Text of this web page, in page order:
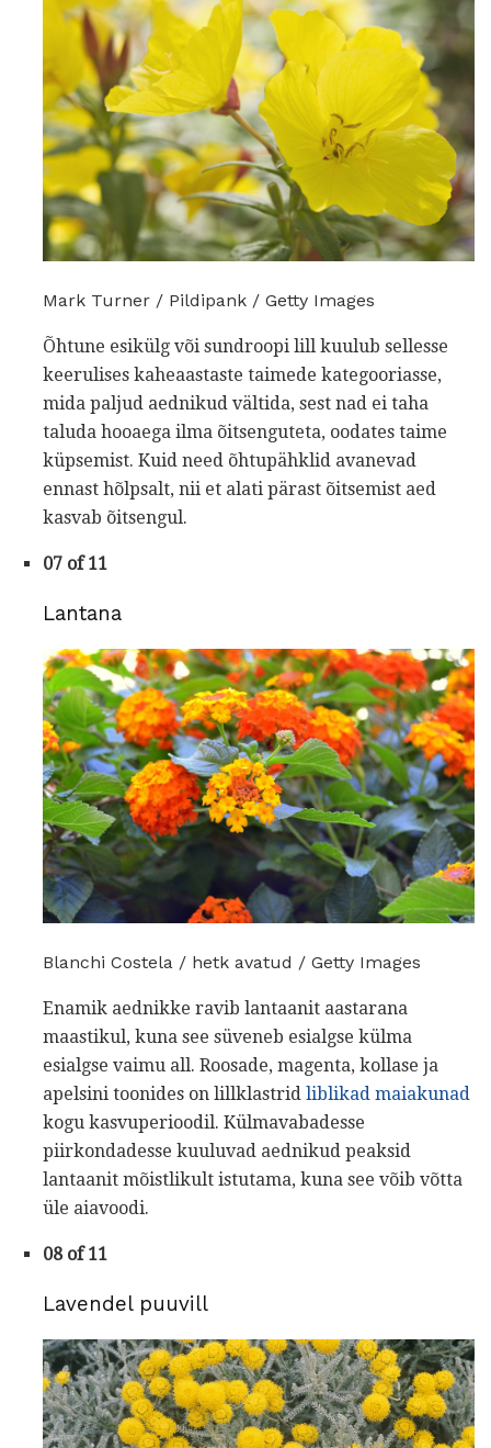
Mark Turner / Pildipank / Getty Images
Õhtune esikülg või sundroopi lill kuulub sellesse
keerulises kaheaastaste taimede kategooriasse,
mida paljud aednikud vältida, sest nad ei taha
taluda hooaega ilma õitsenguteta, oodates taime
küpsemist. Kuid need õhtupähklid avanevad
ennast hõlpsalt, nii et alati pärast õitsemist aed
kasvab õitsengul.
07 of 11
Lantana
Blanchi Costela / hetk avatud / Getty Images
Enamik aednikke ravib lantaanit aastarana
maastikul, kuna see süveneb esialgse külma
esialgse vaimu all. Roosade, magenta, kollase ja
apelsini toonides on lillklastrid liblikad maiakunad
kogu kasvuperioodil. Külmavabadesse
piirkondadesse kuuluvad aednikud peaksid
lantaanit mõistlikult istutama, kuna see võib võtta
üle aiavoodi.
08 of 11
Lavendel puuvill